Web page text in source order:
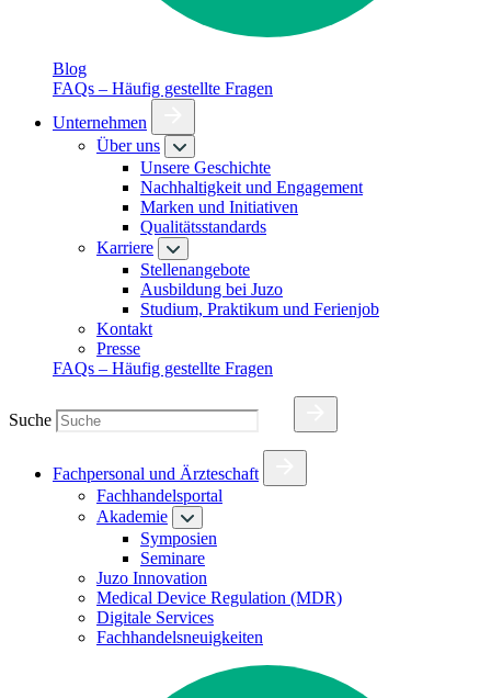
Blog
FAQs – Häufig gestellte Fragen
Unternehmen
Über uns
Unsere Geschichte
Nachhaltigkeit und Engagement
Marken und Initiativen
Qualitätsstandards
Karriere
Stellenangebote
Ausbildung bei Juzo
Studium, Praktikum und Ferienjob
Kontakt
Presse
FAQs – Häufig gestellte Fragen
Suche
Fachpersonal und Ärzteschaft
Fachhandelsportal
Akademie
Symposien
Seminare
Juzo Innovation
Medical Device Regulation (MDR)
Digitale Services
Fachhandelsneuigkeiten